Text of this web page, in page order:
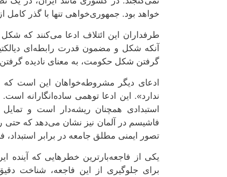
خواهد بود. جمهوری‌خواهی تنها با گذر کامل
طرفداران این ائتلاف ادعا می‌کنند که
آنکه شکل و مضمون قدرت رابطه‌ای
گرفتن شکل حکومت، به معنای نادیده
ادعای دیگر مشروطه‌خواهان این است که
ندارد». این ادعا توهمی ساده‌انگارانه
استبدادی همچنان ریشه‌دار است و
فاشیسم در آلمان نیز نشان می‌دهد که حتی
تصور ایمنی مطلق جامعه در برابر
یکی از فاجعه‌بارترین خطرهایی که آینده
برای جلوگیری از این فاجعه، شناخت